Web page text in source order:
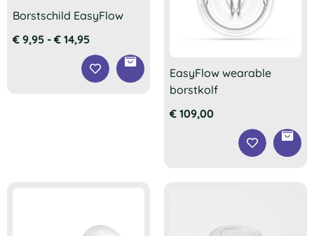
Borstschild EasyFlow
€ 9,95 - € 14,95
EasyFlow wearable
borstkolf
€ 109,00